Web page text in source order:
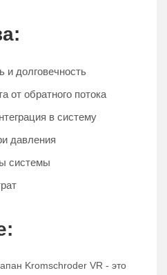
и долговечность
от обратного потока
в систему
давления
системы
Kromschroder VR - это